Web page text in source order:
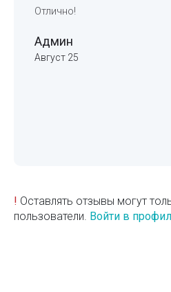
Отлично!
Админ
Август 25
! Оставлять отзывы могут
пользователи. Войти в